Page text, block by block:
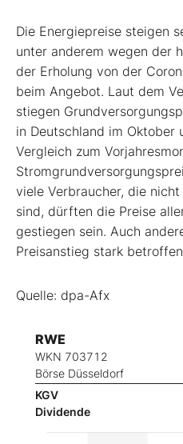
Die Energiepreise steigen
unter anderem wegen der
der Erholung von der
beim Angebot. Laut dem
stiegen
in Deutschland im Oktober
Vergleich zum
viele Verbraucher, die
sind, dürften die Preise
gestiegen sein. Auch
Preisanstieg stark
Quelle: dpa-Afx
RWE
WKN 703712
Börse Düsseldorf
KGV
Dividende